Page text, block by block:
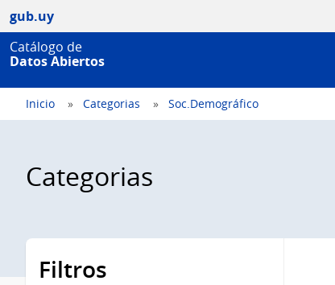
gub.uy
Catálogo de
Datos Abiertos
Inicio Categorias Soc.Demográfico
Categorias
Filtros